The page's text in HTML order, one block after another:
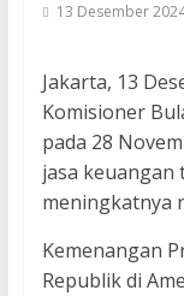
13 Desember
Jakarta, 13
Komisioner
pada 28
jasa keuangan
meningkatnya
Kemenangan
Republik di